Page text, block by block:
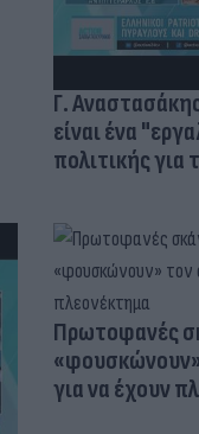
Γ.
είναι ένα
πολιτικής για
Πρωτοφανές
για να έχουν